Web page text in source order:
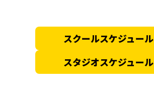
スクールスケジュール
スタジオスケジュール